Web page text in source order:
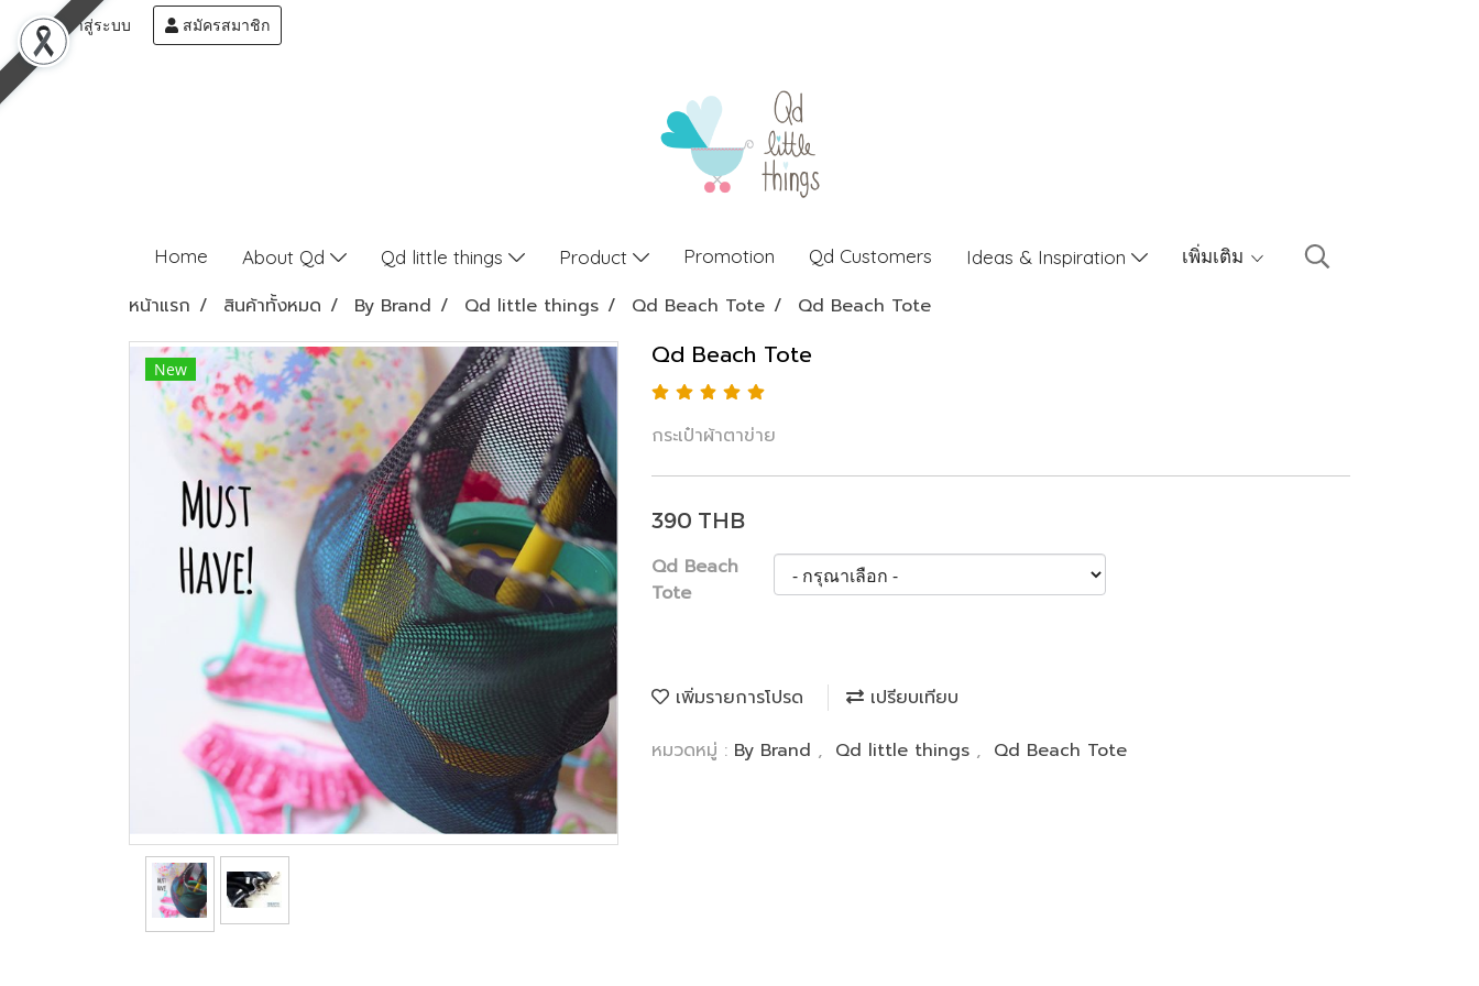
เข้าสู่ระบบ สมัครสมาชิก
Home About Qd Qd little things Product Promotion Qd Customers Ideas & Inspiration เพิ่มเติม
หน้าแรก สินค้าทั้งหมด By Brand Qd little things Qd Beach Tote Qd Beach Tote
New Qd Beach Tote
กระเป๋าผ้าตาข่าย
390 THB
Qd Beach
Tote
เพิ่มรายการโปรด
เปรียบเทียบ
หมวดหมู่ : By Brand , Qd little things , Qd Beach Tote